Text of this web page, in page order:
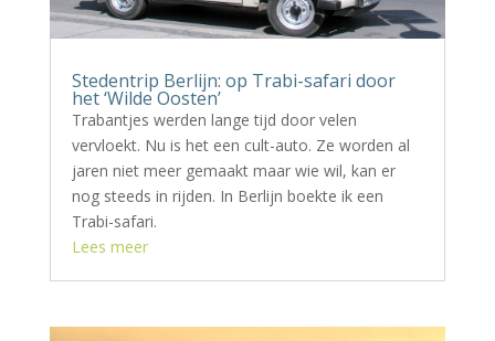
Stedentrip Berlijn: op Trabi-safari door
het ‘Wilde Oosten’
Trabantjes werden lange tijd door velen
vervloekt. Nu is het een cult-auto. Ze worden al
jaren niet meer gemaakt maar wie wil, kan er
nog steeds in rijden. In Berlijn boekte ik een
Trabi-safari.
Lees meer